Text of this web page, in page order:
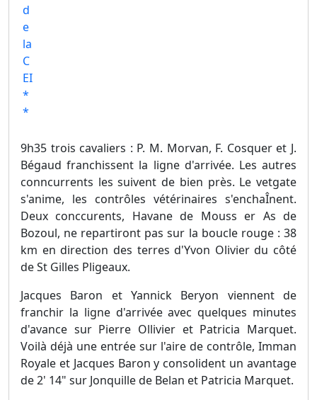
9h35 trois cavaliers : P. M. Morvan, F. Cosquer et J.
Bégaud franchissent la ligne d'arrivée. Les autres
conncurrents les suivent de bien près. Le vetgate
s'anime, les contrôles vétérinaires s'enchaÎnent.
Deux conccurents, Havane de Mouss er As de
Bozoul, ne repartiront pas sur la boucle rouge : 38
km en direction des terres d'Yvon Olivier du côté
de St Gilles Pligeaux.
Jacques Baron et Yannick Beryon viennent de
franchir la ligne d'arrivée avec quelques minutes
d'avance sur Pierre Ollivier et Patricia Marquet.
Voilà déjà une entrée sur l'aire de contrôle, Imman
Royale et Jacques Baron y consolident un avantage
de 2' 14" sur Jonquille de Belan et Patricia Marquet.